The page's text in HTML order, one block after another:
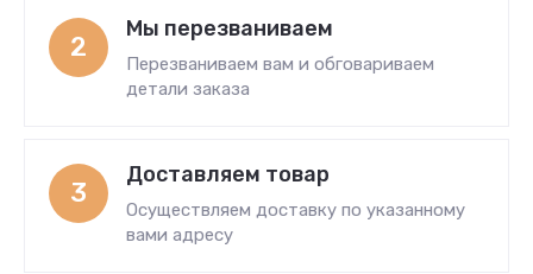
2
Мы перезваниваем
Перезваниваем вам и обговариваем
детали заказа
3
Доставляем товар
Осуществляем доставку по указанному
вами адресу